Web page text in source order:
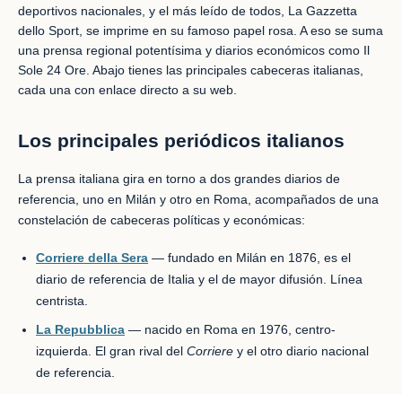
deportivos nacionales, y el más leído de todos, La Gazzetta
dello Sport, se imprime en su famoso papel rosa. A eso se suma
una prensa regional potentísima y diarios económicos como Il
Sole 24 Ore. Abajo tienes las principales cabeceras italianas,
cada una con enlace directo a su web.
Los principales periódicos italianos
La prensa italiana gira en torno a dos grandes diarios de
referencia, uno en Milán y otro en Roma, acompañados de una
constelación de cabeceras políticas y económicas:
Corriere della Sera — fundado en Milán en 1876, es el
diario de referencia de Italia y el de mayor difusión. Línea
centrista.
La Repubblica — nacido en Roma en 1976, centro-
izquierda. El gran rival del Corriere y el otro diario nacional
de referencia.